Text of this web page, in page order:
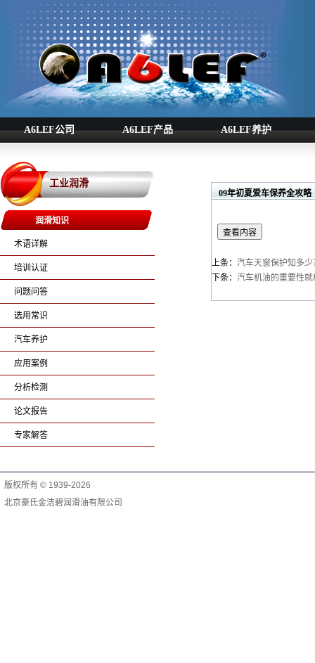
A6LEF公司 A6LEF产品 A6LEF养护
工业润滑
润滑知识
术语详解
培训认证
问题问答
选用常识
汽车养护
应用案例
分析检测
论文报告
专家解答
09年初夏爱车保养全攻略
上条： 汽车天窗保护知多少
下条： 汽车机油的重要性就
版权所有 © 1939-2026
北京豪氏金洁碧润滑油有限公司